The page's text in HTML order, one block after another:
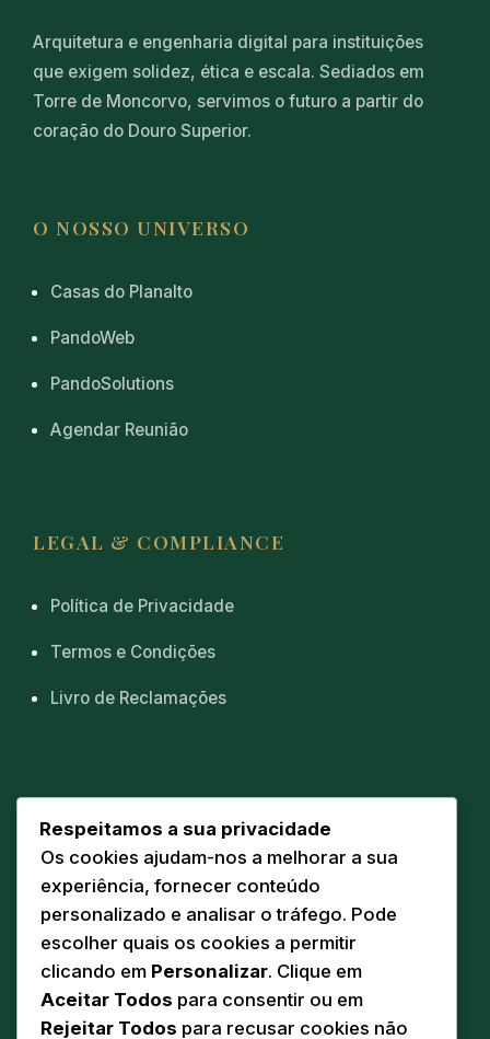
Arquitetura e engenharia digital para instituições
que exigem solidez, ética e escala. Sediados em
Torre de Moncorvo, servimos o futuro a partir do
coração do Douro Superior.
O NOSSO UNIVERSO
Casas do Planalto
PandoWeb
PandoSolutions
Agendar Reunião
LEGAL & COMPLIANCE
Política de Privacidade
Termos e Condições
Livro de Reclamações
Sede
Av. Eng. Duarte Pacheco 20 A
5160-218 Torre de Moncorvo
✉️ Comunicação
geral@pandodasilva.pt
Respeitamos a sua privacidade
Os cookies ajudam-nos a melhorar a sua
experiência, fornecer conteúdo
personalizado e analisar o tráfego. Pode
escolher quais os cookies a permitir
clicando em Personalizar. Clique em
Aceitar Todos para consentir ou em
Rejeitar Todos para recusar cookies não